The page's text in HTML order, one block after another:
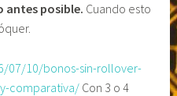
antes posible. Cuando esto
07/10/bonos-sin-rollover-
comparativa/ Con 3 o 4